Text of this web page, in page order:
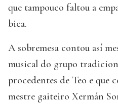
que tampouco faltou a
bica.
A sobremesa contou así
musical do grupo
procedentes de Teo e que
mestre gaiteiro Xermán